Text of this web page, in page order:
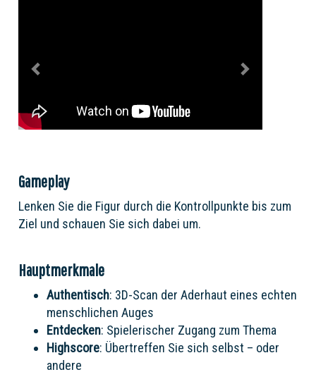
Gameplay
Lenken Sie die Figur durch die Kontrollpunkte bis zum
Ziel und schauen Sie sich dabei um.
Hauptmerkmale
Authentisch: 3D-Scan der Aderhaut eines echten
menschlichen Auges
Entdecken: Spielerischer Zugang zum Thema
Highscore: Übertreffen Sie sich selbst – oder
andere